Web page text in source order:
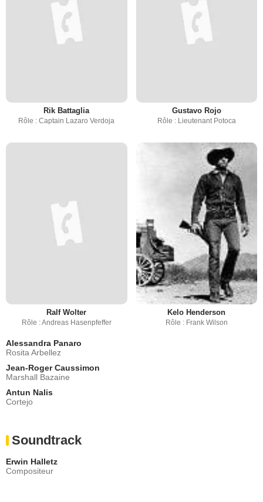
Rik Battaglia
Rôle : Captain Lazaro Verdoja
Gustavo Rojo
Rôle : Lieutenant Potoca
Ralf Wolter
Rôle : Andreas Hasenpfeffer
Kelo Henderson
Rôle : Frank Wilson
Alessandra Panaro
Rosita Arbellez
Jean-Roger Caussimon
Marshall Bazaine
Antun Nalis
Cortejo
Soundtrack
Erwin Halletz
Compositeur